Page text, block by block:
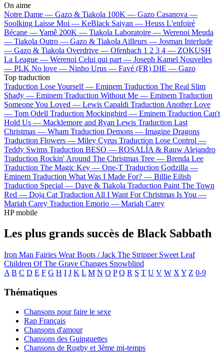
On aime
Notre Dame — Gazo & Tiakola 100K — Gazo Casanova —
Soolking Laisse Moi — KeBlack Saiyan — Heuss L'enfoiré
Bécane —Yamê 200K — Tiakola Laboratoire — Werenoi Meuda
— Tiakola Outro — Gazo & Tiakola Ailleurs — Josman Interlude
— Gazo & Tiakola Overdrive — Ofenbach 1 2 3 4 — ZOKUSH
La League — Werenoi Celui qui part — Joseph Kamel Nouvelles
— PLK No love — Ninho Urus — Favé (FR) DIE — Gazo
Top traduction
Traduction Lose Yourself — Eminem Traduction The Real Slim
Shady — Eminem Traduction Without Me — Eminem Traduction
Someone You Loved — Lewis Capaldi Traduction Another Love
— Tom Odell Traduction Mockingbird — Eminem Traduction Can't
Hold Us — Macklemore and Ryan Lewis Traduction Last
Christmas — Wham Traduction Demons — Imagine Dragons
Traduction Flowers — Miley Cyrus Traduction Lose Control —
Teddy Swims Traduction BESO — ROSALÍA & Rauw Alejandro
Traduction Rockin' Around The Christmas Tree — Brenda Lee
Traduction The Magic Key — One-T Traduction Godzilla —
Eminem Traduction What Was I Made For? — Billie Eilish
Traduction Special — Dave & Tiakola Traduction Paint The Town
Red — Doja Cat Traduction All I Want For Christmas Is You —
Mariah Carey Traduction Emorio — Mariah Carey
HP mobile
Les plus grands succès de Black Sabbath
Iron Man Fairies Wear Boots / Jack The Stripper Sweet Leaf
Children Of The Grave Changes Snowblind
A B C D E F G H I J K L M N O P Q R S T U V W X Y Z 0-9
Thématiques
Chansons pour faire le sexe
Rap Français
Chansons d'amour
Chansons des Guinguettes
Chansons de Rugby et 3ème mi-temps